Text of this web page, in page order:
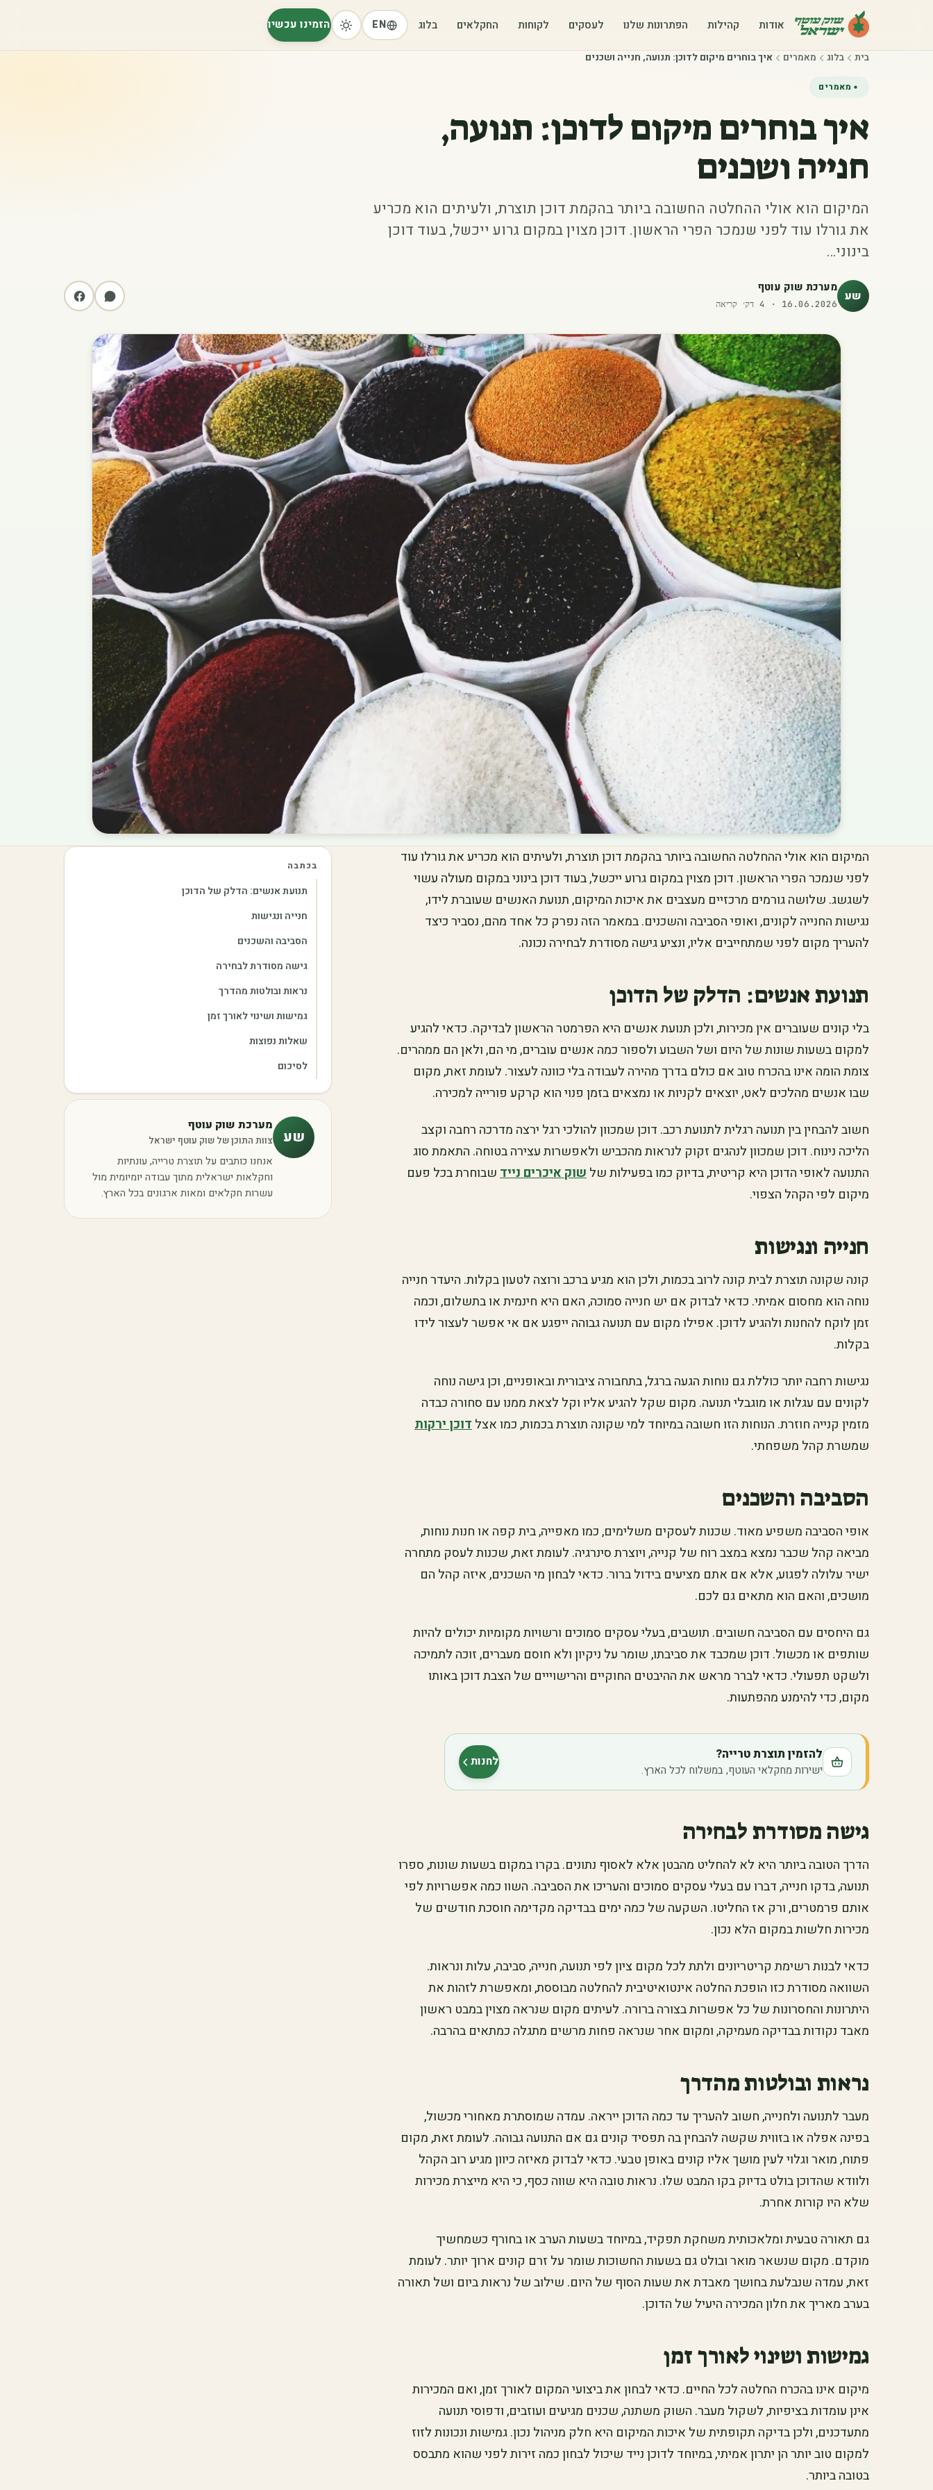
אודות קהילות הפתרונות שלנו לעסקים לקוחות החקלאים בלוג EN הזמינו עכשיו
בית בלוג מאמרים איך בוחרים מיקום לדוכן: תנועה, חנייה ושכנים
מאמרים
איך בוחרים מיקום לדוכן: תנועה,
חנייה ושכנים
המיקום הוא אולי ההחלטה החשובה ביותר בהקמת דוכן תוצרת, ולעיתים הוא מכריע
את גורלו עוד לפני שנמכר הפרי הראשון. דוכן מצוין במקום גרוע ייכשל, בעוד דוכן
בינוני…
שע מערכת שוק עוטף
16.06.2026
·
4 דק׳ קריאה
המיקום הוא אולי ההחלטה החשובה ביותר בהקמת דוכן תוצרת, ולעיתים הוא מכריע את גורלו עוד
לפני שנמכר הפרי הראשון. דוכן מצוין במקום גרוע ייכשל, בעוד דוכן בינוני במקום מעולה עשוי
לשגשג. שלושה גורמים מרכזיים מעצבים את איכות המיקום, תנועת האנשים שעוברת לידו,
נגישות החנייה לקונים, ואופי הסביבה והשכנים. במאמר הזה נפרק כל אחד מהם, נסביר כיצד
להעריך מקום לפני שמתחייבים אליו, ונציע גישה מסודרת לבחירה נכונה.
תנועת אנשים: הדלק של הדוכן
בלי קונים שעוברים אין מכירות, ולכן תנועת אנשים היא הפרמטר הראשון לבדיקה. כדאי להגיע
למקום בשעות שונות של היום ושל השבוע ולספור כמה אנשים עוברים, מי הם, ולאן הם ממהרים.
צומת הומה אינו בהכרח טוב אם כולם בדרך מהירה לעבודה בלי כוונה לעצור. לעומת זאת, מקום
שבו אנשים מהלכים לאט, יוצאים לקניות או נמצאים בזמן פנוי הוא קרקע פורייה למכירה.
חשוב להבחין בין תנועה רגלית לתנועת רכב. דוכן שמכוון להולכי רגל ירצה מדרכה רחבה וקצב
הליכה נינוח. דוכן שמכוון לנהגים זקוק לנראות מהכביש ולאפשרות עצירה בטוחה. התאמת סוג
התנועה לאופי הדוכן היא קריטית, בדיוק כמו בפעילות שלשוק איכרים ניידשבוחרת בכל פעם
מיקום לפי הקהל הצפוי.
חנייה ונגישות
קונה שקונה תוצרת לבית קונה לרוב בכמות, ולכן הוא מגיע ברכב ורוצה לטעון בקלות. היעדר חנייה
נוחה הוא מחסום אמיתי. כדאי לבדוק אם יש חנייה סמוכה, האם היא חינמית או בתשלום, וכמה
זמן לוקח להחנות ולהגיע לדוכן. אפילו מקום עם תנועה גבוהה ייפגע אם אי אפשר לעצור לידו
בקלות.
נגישות רחבה יותר כוללת גם נוחות הגעה ברגל, בתחבורה ציבורית ובאופניים, וכן גישה נוחה
לקונים עם עגלות או מוגבלי תנועה. מקום שקל להגיע אליו וקל לצאת ממנו עם סחורה כבדה
מזמין קנייה חוזרת. הנוחות הזו חשובה במיוחד למי שקונה תוצרת בכמות, כמו אצלדוכן ירקות
שמשרת קהל משפחתי.
הסביבה והשכנים
אופי הסביבה משפיע מאוד. שכנות לעסקים משלימים, כמו מאפייה, בית קפה או חנות נוחות,
מביאה קהל שכבר נמצא במצב רוח של קנייה, ויוצרת סינרגיה. לעומת זאת, שכנות לעסק מתחרה
ישיר עלולה לפגוע, אלא אם אתם מציעים בידול ברור. כדאי לבחון מי השכנים, איזה קהל הם
מושכים, והאם הוא מתאים גם לכם.
גם היחסים עם הסביבה חשובים. תושבים, בעלי עסקים סמוכים ורשויות מקומיות יכולים להיות
שותפים או מכשול. דוכן שמכבד את סביבתו, שומר על ניקיון ולא חוסם מעברים, זוכה לתמיכה
ולשקט תפעולי. כדאי לברר מראש את ההיבטים החוקיים והרישוייים של הצבת דוכן באותו
מקום, כדי להימנע מהפתעות.
להזמין תוצרת טרייה?
ישירות מחקלאי העוטף, במשלוח לכל הארץ.
לחנות(נפתח בלשונית חדשה)
גישה מסודרת לבחירה
הדרך הטובה ביותר היא לא להחליט מהבטן אלא לאסוף נתונים. בקרו במקום בשעות שונות, ספרו
תנועה, בדקו חנייה, דברו עם בעלי עסקים סמוכים והעריכו את הסביבה. השוו כמה אפשרויות לפי
אותם פרמטרים, ורק אז החליטו. השקעה של כמה ימים בבדיקה מקדימה חוסכת חודשים של
מכירות חלשות במקום הלא נכון.
כדאי לבנות רשימת קריטריונים ולתת לכל מקום ציון לפי תנועה, חנייה, סביבה, עלות ונראות.
השוואה מסודרת כזו הופכת החלטה אינטואיטיבית להחלטה מבוססת, ומאפשרת לזהות את
היתרונות והחסרונות של כל אפשרות בצורה ברורה. לעיתים מקום שנראה מצוין במבט ראשון
מאבד נקודות בבדיקה מעמיקה, ומקום אחר שנראה פחות מרשים מתגלה כמתאים בהרבה.
נראות ובולטות מהדרך
מעבר לתנועה ולחנייה, חשוב להעריך עד כמה הדוכן ייראה. עמדה שמוסתרת מאחורי מכשול,
בפינה אפלה או בזווית שקשה להבחין בה תפסיד קונים גם אם התנועה גבוהה. לעומת זאת, מקום
פתוח, מואר וגלוי לעין מושך אליו קונים באופן טבעי. כדאי לבדוק מאיזה כיוון מגיע רוב הקהל
ולוודא שהדוכן בולט בדיוק בקו המבט שלו. נראות טובה היא שווה כסף, כי היא מייצרת מכירות
שלא היו קורות אחרת.
גם תאורה טבעית ומלאכותית משחקת תפקיד, במיוחד בשעות הערב או בחורף כשמחשיך
מוקדם. מקום שנשאר מואר ובולט גם בשעות החשוכות שומר על זרם קונים ארוך יותר. לעומת
זאת, עמדה שנבלעת בחושך מאבדת את שעות הסוף של היום. שילוב של נראות ביום ושל תאורה
בערב מאריך את חלון המכירה היעיל של הדוכן.
גמישות ושינוי לאורך זמן
מיקום אינו בהכרח החלטה לכל החיים. כדאי לבחון את ביצועי המקום לאורך זמן, ואם המכירות
אינן עומדות בציפיות, לשקול מעבר. השוק משתנה, שכנים מגיעים ועוזבים, ודפוסי תנועה
מתעדכנים, ולכן בדיקה תקופתית של איכות המיקום היא חלק מניהול נכון. גמישות ונכונות לזוז
למקום טוב יותר הן יתרון אמיתי, במיוחד לדוכן נייד שיכול לבחון כמה זירות לפני שהוא מתבסס
בטובה ביותר.
בכתבה
תנועת אנשים: הדלק של הדוכן
חנייה ונגישות
הסביבה והשכנים
גישה מסודרת לבחירה
נראות ובולטות מהדרך
גמישות ושינוי לאורך זמן
שאלות נפוצות
לסיכום
שע
מערכת שוק עוטף
צוות התוכן של שוק עוטף ישראל
אנחנו כותבים על תוצרת טרייה, עונתיות
וחקלאות ישראלית מתוך עבודה יומיומית מול
עשרות חקלאים ומאות ארגונים בכל הארץ.